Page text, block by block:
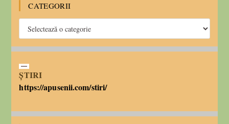
CATEGORII
ȘTIRI
https://apusenii.com/stiri/